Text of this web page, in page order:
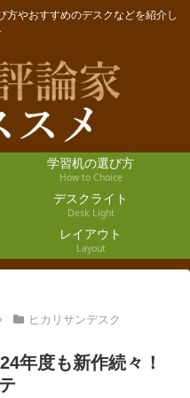
方やおすすめのデスクなどを紹介し
学習机の選び方
How to Choice
デスクライト
Desk Light
レイアウト
Layout
ヒカリサンデスク
年度も新作続々！